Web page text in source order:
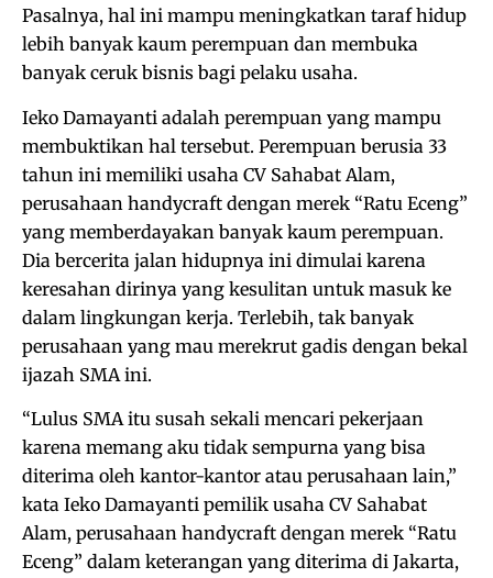
Pasalnya, hal ini mampu meningkatkan taraf hidup
lebih banyak kaum perempuan dan membuka
banyak ceruk bisnis bagi pelaku usaha.
Ieko Damayanti adalah perempuan yang mampu
membuktikan hal tersebut. Perempuan berusia 33
tahun ini memiliki usaha CV Sahabat Alam,
perusahaan handycraft dengan merek “Ratu Eceng”
yang memberdayakan banyak kaum perempuan.
Dia bercerita jalan hidupnya ini dimulai karena
keresahan dirinya yang kesulitan untuk masuk ke
dalam lingkungan kerja. Terlebih, tak banyak
perusahaan yang mau merekrut gadis dengan bekal
ijazah SMA ini.
“Lulus SMA itu susah sekali mencari pekerjaan
karena memang aku tidak sempurna yang bisa
diterima oleh kantor-kantor atau perusahaan lain,”
kata Ieko Damayanti pemilik usaha CV Sahabat
Alam, perusahaan handycraft dengan merek “Ratu
Eceng” dalam keterangan yang diterima di Jakarta,